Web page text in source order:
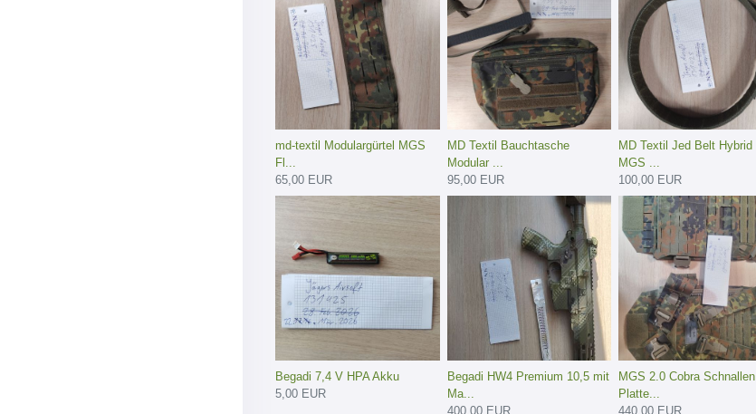
md-textil Modulargürtel MGS
Fl...
65,00 EUR
MD Textil Bauchtasche
Modular ...
95,00 EUR
MD Textil Jed Belt Hybrid
MGS ...
100,00 EUR
Begadi 7,4 V HPA Akku
5,00 EUR
Begadi HW4 Premium 10,5 mit
Ma...
400,00 EUR
MGS 2.0 Cobra Schnallen
Platte...
440,00 EUR